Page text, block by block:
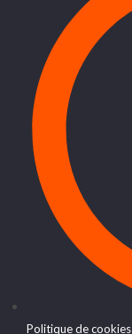
Politique de cookies